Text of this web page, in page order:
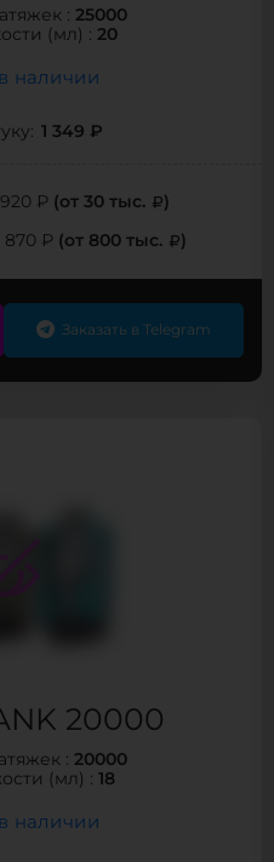
: 25000
(мл) : 20
наличии
1 349 ₽
920 ₽ (от 30 тыс. )
870 ₽ (от 800 тыс. )
Заказать в Telegram
20000
: 20000
(мл) : 18
наличии